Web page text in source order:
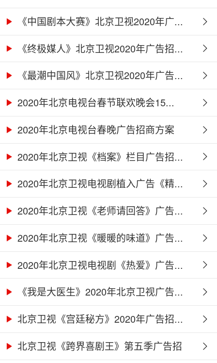
《中国剧本大赛》北京卫视2020年广...
《终极媒人》北京卫视2020年广告招...
《最潮中国风》北京卫视2020年广告...
2020年北京电视台春节联欢晚会15...
2020年北京电视台春晚广告招商方案
2020年北京卫视《档案》栏目广告招...
2020年北京卫视电视剧植入广告《精...
2020年北京卫视《老师请回答》广告...
2020年北京卫视《暖暖的味道》广告...
2020年北京卫视电视剧《热爱》广告...
《我是大医生》2020年北京卫视广告...
北京卫视《宫廷秘方》2020年广告招...
北京卫视《跨界喜剧王》第五季广告招